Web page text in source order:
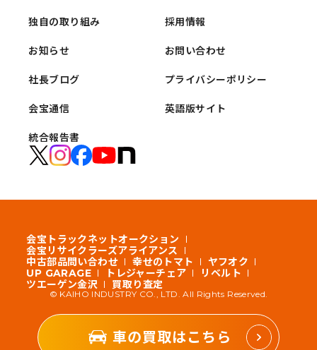
車の買取はこちら
独自の取り組み
お知らせ
社長ブログ
会宝通信
統合報告書
採用情報
お問い合わせ
プライバシーポリシー
英語版サイト
会宝トラックネットオークション
会宝リサイクラーズアライアンス
中古部品問い合わせ
幸せのトマト
ヤフオク
UP GARAGE
トレジャーチェア
リベルト
ツエーゲン金沢
買取り査定
© KAIHO INDUSTRY CO., LTD. All Rights Reserved.